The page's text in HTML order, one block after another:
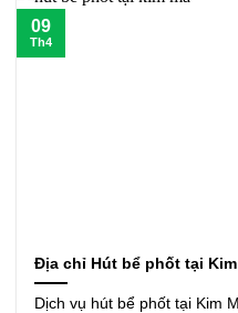
Địa chỉ Hút bể phốt tại
Dịch vụ hút bể phốt tại Kim
09
Th4